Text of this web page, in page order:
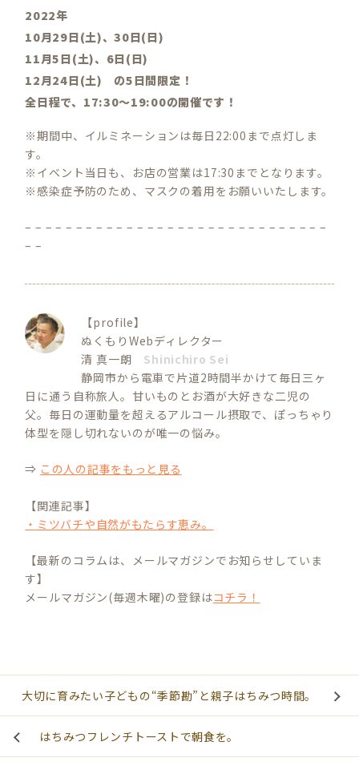
2022年
10月29日(土)、30日(日)
11月5日(土)、6日(日)
12月24日(土) の5日間限定！
全日程で、17:30～19:00の開催です！
※期間中、イルミネーションは毎日22:00まで点灯しま
す。
※イベント当日も、お店の営業は17:30までとなります。
※感染症予防のため、マスクの着用をお願いいたします。
– – – – – – – – – – – – – – – – – – – – – – – – – – – – – –
– –
【profile】
ぬくもりWebディレクター
清 真一朗 Shinichiro Sei
静岡市から電車で片道2時間半かけて毎日三ヶ
日に通う自称旅人。甘いものとお酒が大好きな二児の
父。毎日の運動量を超えるアルコール摂取で、ぽっちゃり
体型を隠し切れないのが唯一の悩み。
⇒ この人の記事をもっと見る
【関連記事】
・ミツバチや自然がもたらす恵み。
【最新のコラムは、メールマガジンでお知らせしていま
す】
メールマガジン(毎週木曜)の登録はコチラ！
大切に育みたい子どもの“季節勘”と親子はちみつ時間。
はちみつフレンチトーストで朝食を。